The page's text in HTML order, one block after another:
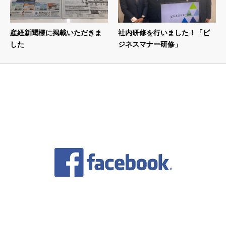
産経新聞様に掲載いただきま
した
社内研修を行いました！「ビ
ジネスマナー研修」